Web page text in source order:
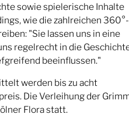
sowie spielerische Inhalte
wie die zahlreichen 360°-
"Sie lassen uns in eine
regelrecht in die
beeinflussen."
werden bis zu acht
Die Verleihung der
Flora statt.